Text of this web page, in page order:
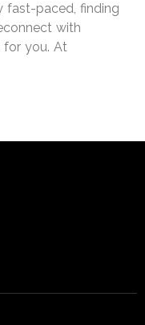
fast-paced, finding
with
for you. At